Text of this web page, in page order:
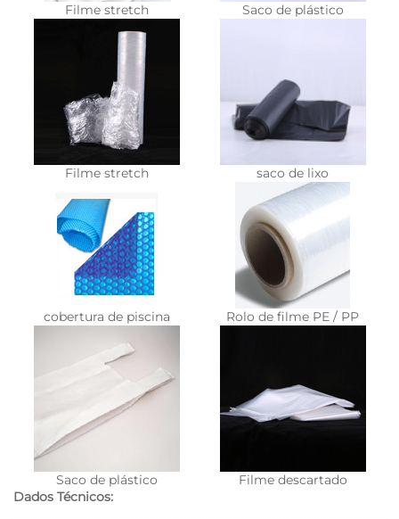
Filme stretch Saco de plástico
Filme stretch saco de lixo
cobertura de piscina Rolo de filme PE / PP
Saco de plástico
Filme descartado
Dados Técnicos: